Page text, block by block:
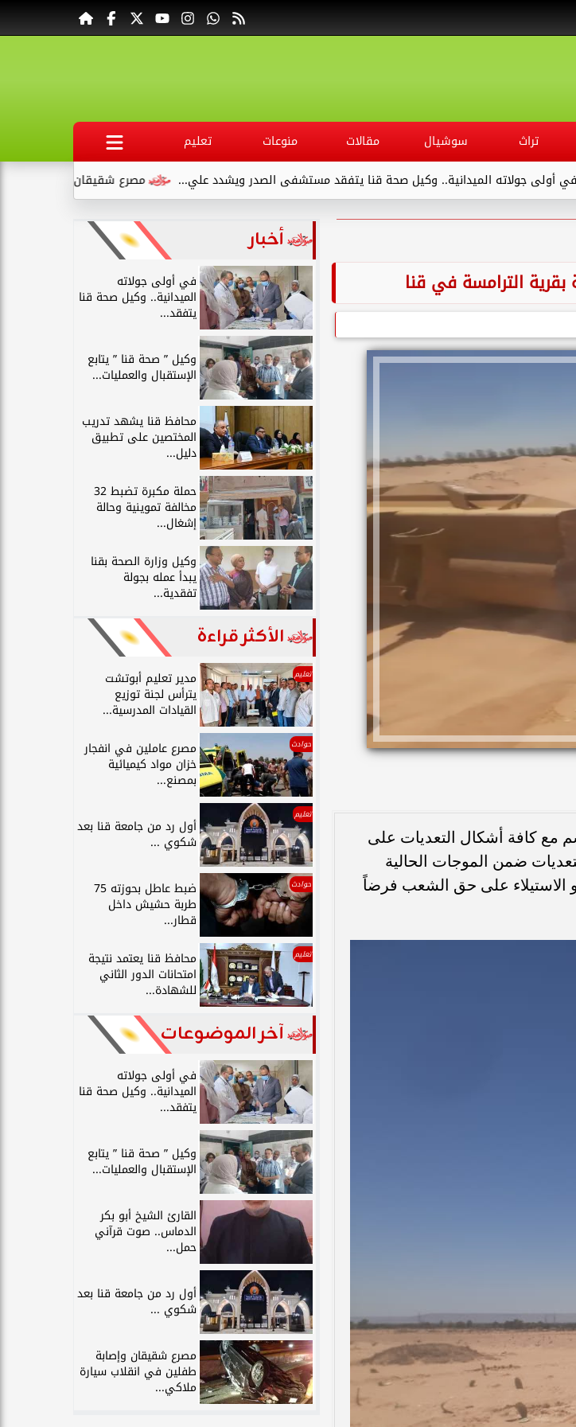
تراث سوشيال مقالات منوعات
تعليم
مصرع شقيقان وإصابة طفلين في انقلاب
الميدانية.. وكيل صحة قنا يتفقد مستشفى الصدر ويشدد علي...
مع كافة أشكال التعديات على
ضمن الموجات الحالية
الاستيلاء على حق الشعب فرضاً
أخبار
في أولى جولاته
الميدانية.. وكيل صحة قنا
يتفقد...
وكيل ” صحة قنا ” يتابع
الإستقبال والعمليات...
محافظ قنا يشهد تدريب
المختصين على تطبيق
دليل...
حملة مكبرة تضبط 32
مخالفة تموينية وحالة
إشغال...
وكيل وزارة الصحة بقنا
يبدأ عمله بجولة
تفقدية...
الأكثر قراءة
تعليم مدير تعليم أبوتشت
يترأس لجنة توزيع
القيادات المدرسية...
حوادث مصرع عاملين في انفجار
خزان مواد كيميائية
بمصنع...
تعليم
أول رد من جامعة قنا بعد
شكوي ...
حوادث ضبط عاطل بحوزته 75
طربة حشيش داخل
قطار...
تعليم محافظ قنا يعتمد نتيجة
امتحانات الدور الثاني
للشهادة...
آخر الموضوعات
في أولى جولاته
الميدانية.. وكيل صحة قنا
يتفقد...
وكيل ” صحة قنا ” يتابع
الإستقبال والعمليات...
القارئ الشيخ أبو بكر
الدماس.. صوت قرآني
حمل...
أول رد من جامعة قنا بعد
شكوي ...
مصرع شقيقان وإصابة
طفلين في انقلاب سيارة
ملاكي...